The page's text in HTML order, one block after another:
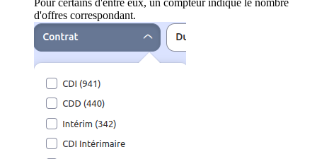
d'offres correspondant.